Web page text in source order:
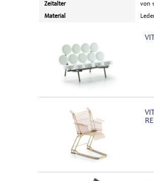
Zeitalter
von
Material